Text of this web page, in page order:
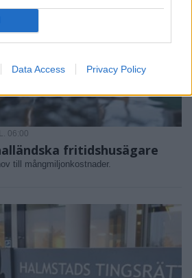
Data Access Privacy Policy
06:00
fritidshusägare
till mångmiljonkostnader.